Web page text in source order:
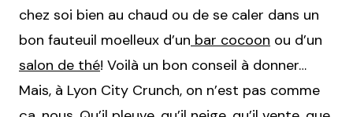
chez soi bien au chaud ou de se caler dans un
bon fauteuil moelleux d’un bar cocoon ou d’un
salon de thé! Voilà un bon conseil à donner…
Mais, à Lyon City Crunch, on n’est pas comme